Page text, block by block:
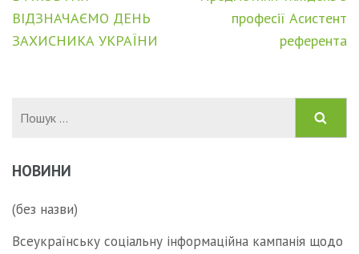
записів
ВІДЗНАЧАЄМО ДЕНЬ
ЗАХИСНИКА УКРАЇНИ
професії Асистент
референта
НОВИНИ
(без назви)
Всеукраїнську соціальну інформаційна кампанія щодо